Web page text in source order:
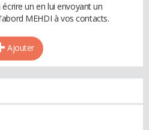
un en lui envoyant un
MEHDI à vos contacts.
Ajouter